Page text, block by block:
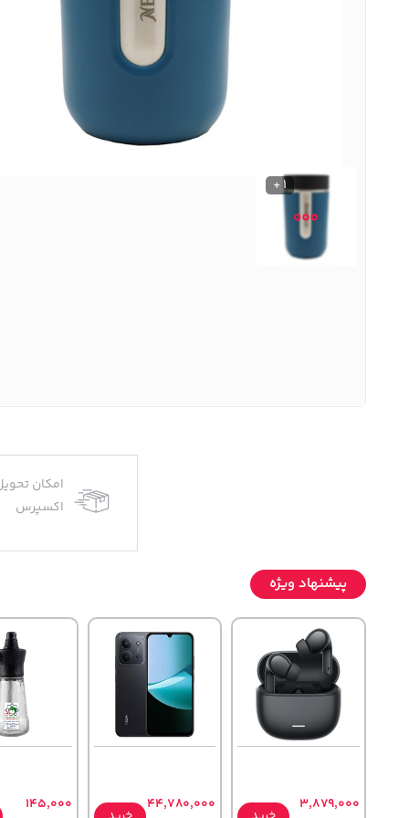
نوشیدنی ها
روشنایی و الکتریکی
1 +
امکان
اکسپرس
پیشنهاد ویژه
3,879,000
44,780,000
145,000